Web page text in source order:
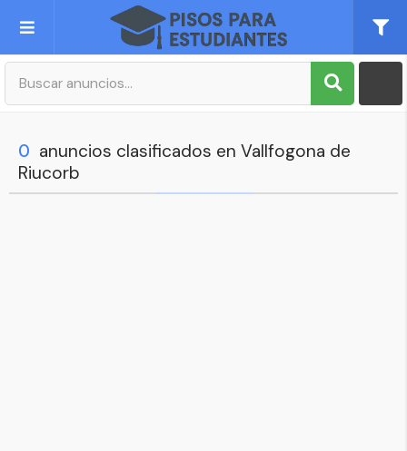
Publica tu Anuncio
Mi cuenta
0 anuncios clasificados en Vallfogona de
Riucorb